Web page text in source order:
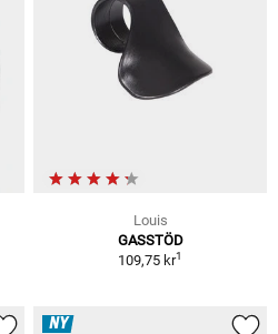
Louis
GASSTÖD
109,75 kr1
NY